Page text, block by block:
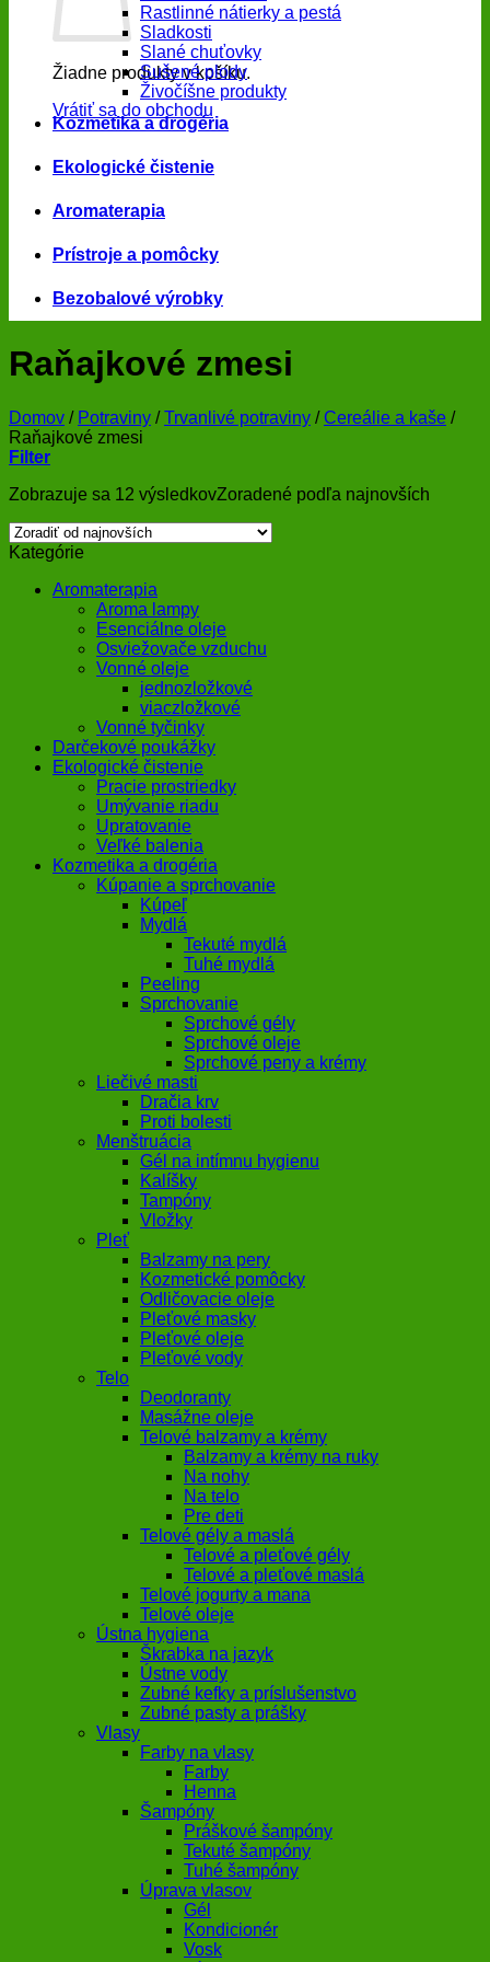
Žiadne produkty v košíku.
Vrátiť sa do obchodu
Rastlinné nátierky a pestá
Sladkosti
Slané chuťovky
Sušené plody
Živočíšne produkty
Kozmetika a drogéria
Ekologické čistenie
Aromaterapia
Prístroje a pomôcky
Bezobalové výrobky
Raňajkové zmesi
Domov / Potraviny / Trvanlivé potraviny / Cereálie a kaše /
Raňajkové zmesi
Filter
Zobrazuje sa 12 výsledkovZoradené podľa najnovších
Kategórie
Aromaterapia
Aroma lampy
Esenciálne oleje
Osviežovače vzduchu
Vonné oleje
jednozložkové
viaczložkové
Vonné tyčinky
Darčekové poukážky
Ekologické čistenie
Pracie prostriedky
Umývanie riadu
Upratovanie
Veľké balenia
Kozmetika a drogéria
Kúpanie a sprchovanie
Kúpeľ
Mydlá
Tekuté mydlá
Tuhé mydlá
Peeling
Sprchovanie
Sprchové gély
Sprchové oleje
Sprchové peny a krémy
Liečivé masti
Dračia krv
Proti bolesti
Menštruácia
Gél na intímnu hygienu
Kalíšky
Tampóny
Vložky
Pleť
Balzamy na pery
Kozmetické pomôcky
Odličovacie oleje
Pleťové masky
Pleťové oleje
Pleťové vody
Telo
Deodoranty
Masážne oleje
Telové balzamy a krémy
Balzamy a krémy na ruky
Na nohy
Na telo
Pre deti
Telové gély a maslá
Telové a pleťové gély
Telové a pleťové maslá
Telové jogurty a mana
Telové oleje
Ústna hygiena
Škrabka na jazyk
Ústne vody
Zubné kefky a príslušenstvo
Zubné pasty a prášky
Vlasy
Farby na vlasy
Farby
Henna
Šampóny
Práškové šampóny
Tekuté šampóny
Tuhé šampóny
Úprava vlasov
Gél
Kondicionér
Vosk